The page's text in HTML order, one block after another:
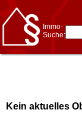
Immo-
Suche:
* Suche
Kein aktuelles